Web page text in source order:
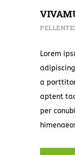
Lorem
a
aptent
per